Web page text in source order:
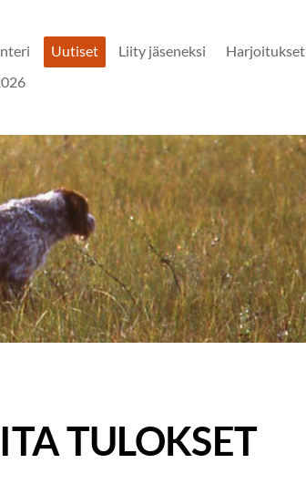
Uutiset Liity jäseneksi Harjoitukset
TULOKSET